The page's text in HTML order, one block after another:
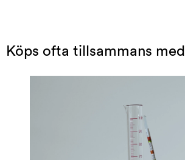
Köps ofta tillsammans med